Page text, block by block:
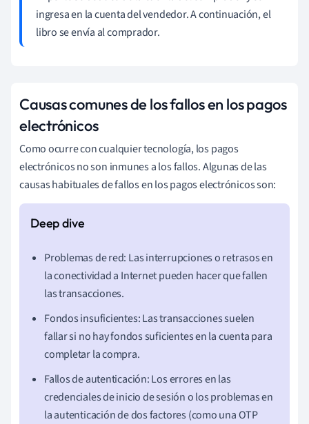
ingresa en la cuenta del vendedor. A continuación, el
libro se envía al comprador.
Causas comunes de los fallos en los pagos
electrónicos
Como ocurre con cualquier tecnología, los pagos
electrónicos no son inmunes a los fallos. Algunas de las
causas habituales de fallos en los pagos electrónicos son:
Problemas de red: Las interrupciones o retrasos en
la conectividad a Internet pueden hacer que fallen
las transacciones.
Fondos insuficientes: Las transacciones suelen
fallar si no hay fondos suficientes en la cuenta para
completar la compra.
Fallos de autenticación: Los errores en las
credenciales de inicio de sesión o los problemas en
la autenticación de dos factores (como una OTP